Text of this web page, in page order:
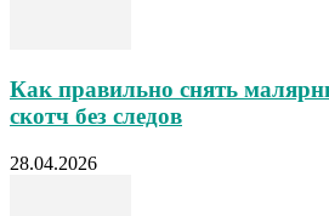
Как правильно снять
скотч без следов
28.04.2026